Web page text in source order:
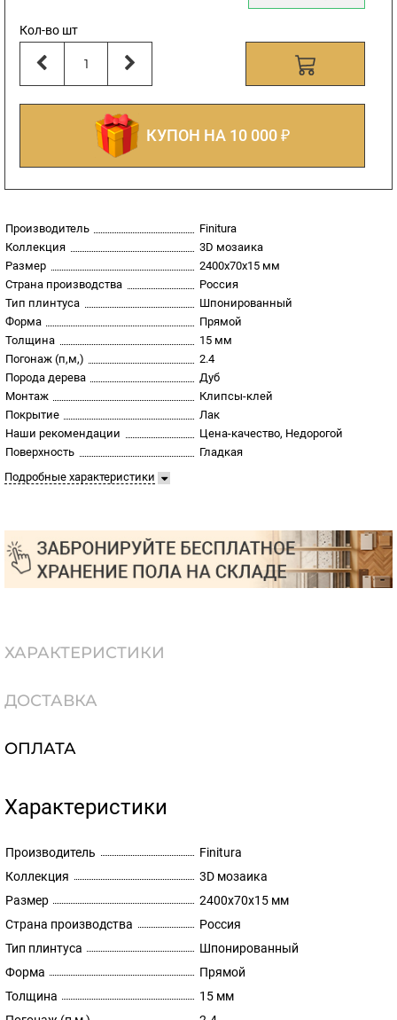
Кол-во шт
КУПОН НА 10 000 ₽
Производитель
Finitura
Коллекция
3D мозаика
Размер
2400х70х15 мм
Страна производства
Россия
Тип плинтуса
Шпонированный
Форма
Прямой
Толщина
15 мм
Погонаж (п,м,)
2.4
Порода дерева
Дуб
Монтаж
Клипсы-клей
Покрытие
Лак
Наши рекомендации
Цена-качество, Недорогой
Поверхность
Гладкая
Подробные характеристики
ХАРАКТЕРИСТИКИ
ДОСТАВКА
ОПЛАТА
Характеристики
Производитель
Finitura
Коллекция
3D мозаика
Размер
2400х70х15 мм
Страна производства
Россия
Тип плинтуса
Шпонированный
Форма
Прямой
Толщина
15 мм